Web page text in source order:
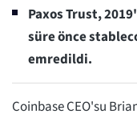
Paxos Trust,
süre önce
emredildi.
Coinbase CEO'su